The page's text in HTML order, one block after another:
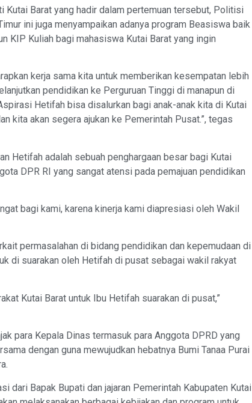
Kutai Barat yang hadir dalam pertemuan tersebut, Politisi
ini juga menyampaikan adanya program Beasiswa baik
KIP Kuliah bagi mahasiswa Kutai Barat yang ingin
kerja sama kita untuk memberikan kesempatan lebih
pendidikan ke Perguruan Tinggi di manapun di
Hetifah bisa disalurkan bagi anak-anak kita di Kutai
kita akan segera ajukan ke Pemerintah Pusat.”, tegas
Hetifah adalah sebuah penghargaan besar bagi Kutai
DPR RI yang sangat atensi pada pemajuan pendidikan
bagi kami, karena kinerja kami diapresiasi oleh Wakil
permasalahan di bidang pendidikan dan kepemudaan di
di suarakan oleh Hetifah di pusat sebagai wakil rakyat
Kutai Barat untuk Ibu Hetifah suarakan di pusat,”
para Kepala Dinas termasuk para Anggota DPRD yang
dengan guna mewujudkan hebatnya Bumi Tanaa Purai
dari Bapak Bupati dan jajaran Pemerintah Kabupaten Kutai